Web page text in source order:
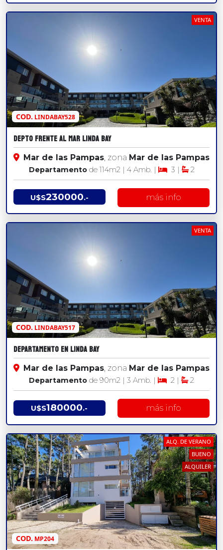
COD.LINDABAY528
VENTA
DEPTO FRENTE AL MAR LINDA BAY
Mar de las Pampas , zona Mar de las Pampas
Departamento | 4 Amb. | 3 |
U$S230000.-
COD.LINDABAY517
VENTA
DEPARTAMENTO EN LINDA BAY
Mar de las Pampas , zona Mar de las Pampas
Departamento | 3 Amb. | 2 |
U$S180000.-
COD.MP204
ALQ. DE VERANO
BUENO
ALQUILER